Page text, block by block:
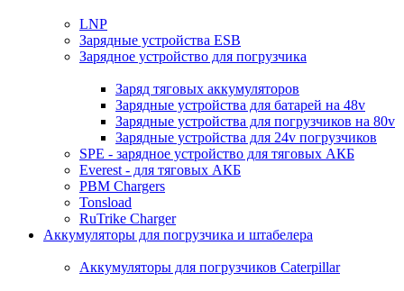
LNP
Зарядные устройства ESB
Зарядное устройство для погрузчика
Заряд тяговых аккумуляторов
Зарядные устройства для батарей на 48v
Зарядные устройства для погрузчиков на 80v
Зарядные устройства для 24v погрузчиков
SPE - зарядное устройство для тяговых АКБ
Everest - для тяговых АКБ
PBM Chargers
Tonsload
RuTrike Charger
Аккумуляторы для погрузчика и штабелера
Аккумуляторы для погрузчиков Caterpillar